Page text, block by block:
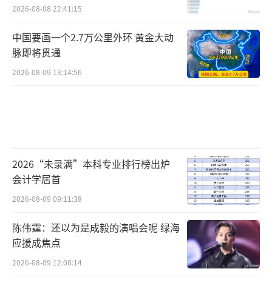
2026-08-08 22:41:15
中国要画一个2.7万公里外环 黄金大动
脉即将贯通
2026-08-09 13:14:56
2026“未录满”本科专业排行榜出炉
会计学居首
2026-08-09 09:11:38
陈伟霆：还以为是成毅的演唱会呢 绿海
应援成焦点
2026-08-09 12:08:14